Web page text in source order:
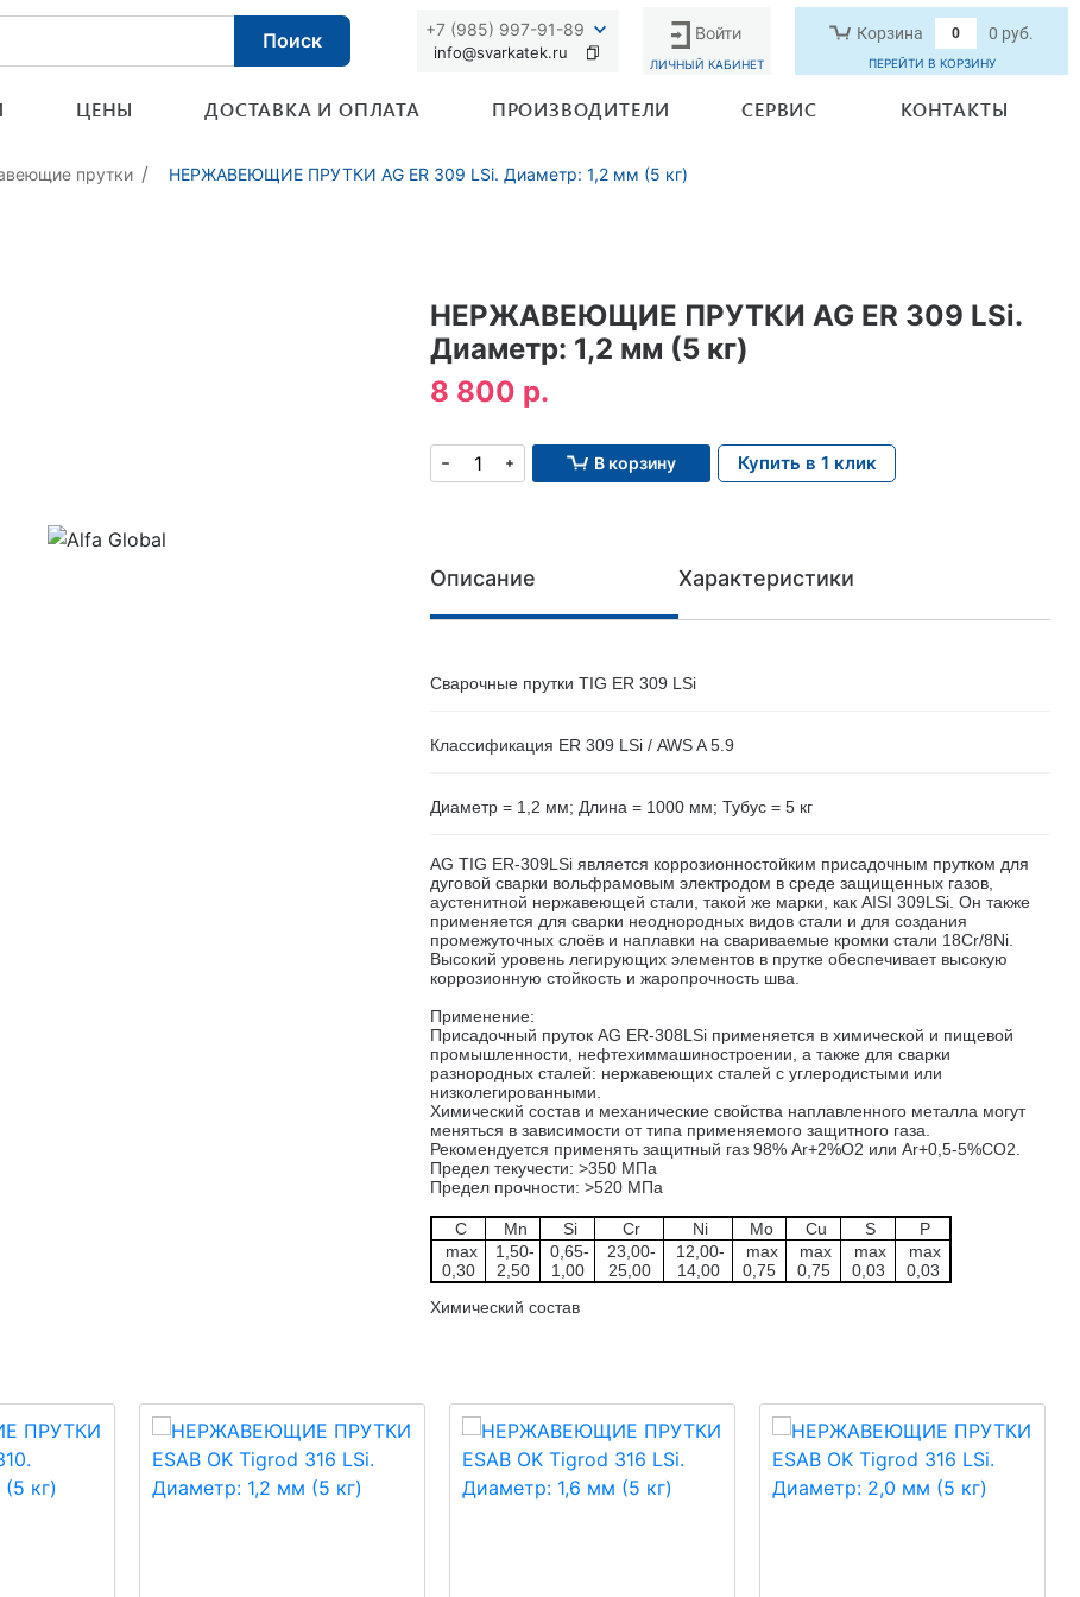
Поиск +7 (985) 997-91-89
info@svarkatek.ru
Войти
ЛИЧНЫЙ КАБИНЕТ
Корзина 0 0 руб.
ПЕРЕЙТИ В КОРЗИНУ
ЦЕНЫ ДОСТАВКА И ОПЛАТА ПРОИЗВОДИТЕЛИ СЕРВИС КОНТАКТЫ
прутки НЕРЖАВЕЮЩИЕ ПРУТКИ AG ER 309 LSi. Диаметр: 1,2 мм (5 кг)
НЕРЖАВЕЮЩИЕ ПРУТКИ AG ER 309 LSi.
Диаметр: 1,2 мм (5 кг)
8 800 р.
В корзину Купить в 1 клик
Описание Характеристики
Сварочные прутки TIG ER 309 LSi
Классификация ER 309 LSi / AWS A 5.9
Диаметр = 1,2 мм; Длина = 1000 мм; Тубус = 5 кг
AG TIG ER-309LSi является коррозионностойким присадочным прутком для
дуговой сварки вольфрамовым электродом в среде защищенных газов,
аустенитной нержавеющей стали, такой же марки, как AISI 309LSi. Он также
применяется для сварки неоднородных видов стали и для создания
промежуточных слоёв и наплавки на свариваемые кромки стали 18Cr/8Ni.
Высокий уровень легирующих элементов в прутке обеспечивает высокую
коррозионную стойкость и жаропрочность шва.
Применение:
Присадочный пруток AG ER-308LSi применяется в химической и пищевой
промышленности, нефтехиммашиностроении, а также для сварки
разнородных сталей: нержавеющих сталей с углеродистыми или
низколегированными.
Химический состав и механические свойства наплавленного металла могут
меняться в зависимости от типа применяемого защитного газа.
Рекомендуется применять защитный газ 98% Ar+2%O2 или Ar+0,5-5%CО2.
Предел текучести: >350 МПа
Предел прочности: >520 МПа
Химический состав
C Mn Si Cr Ni Mo Cu S
P
max
0,30
1,50-
2,50
0,65-
1,00
23,00-
25,00
12,00-
14,00
max
0,75
max
0,75
max
0,03
max
0,03